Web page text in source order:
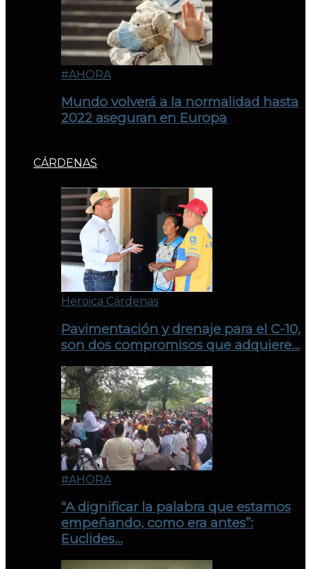
#AHORA
Mundo volverá a la normalidad hasta
2022 aseguran en Europa
CÁRDENAS
Heroica Cárdenas
Pavimentación y drenaje para el C-10,
son dos compromisos que adquiere…
#AHORA
“A dignificar la palabra que estamos
empeñando, como era antes”:
Euclides…